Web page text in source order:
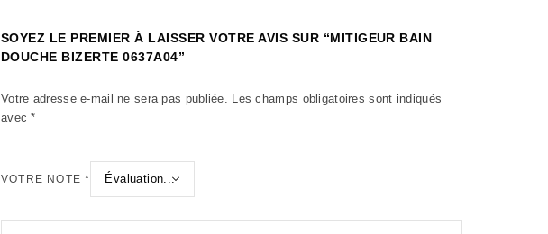
SOYEZ LE PREMIER À LAISSER VOTRE AVIS SUR “MITIGEUR BAIN
DOUCHE BIZERTE 0637A04”
Votre adresse e-mail ne sera pas publiée. Les champs obligatoires sont indiqués
avec*
VOTRE NOTE*